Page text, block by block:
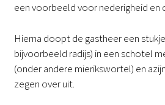
een voorbeeld voor nederigheid en
Hierna doopt de gastheer een
bijvoorbeeld radijs) in een schotel
(onder andere mierikswortel) en
zegen over uit.